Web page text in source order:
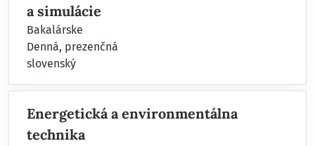
a simulácie
Bakalárske
Denná, prezenčná
slovenský
Energetická a environmentálna
technika